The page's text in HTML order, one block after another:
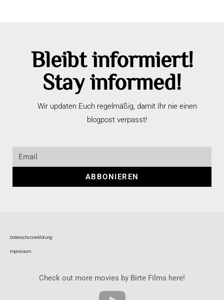
Bleibt informiert!
Stay informed!
Wir updaten Euch regelmäßig, damit Ihr nie einen
blogpost verpasst!
ABBONIEREN
Datenschutzerklärung
Impressum
Check out more movies by Birte Films here!